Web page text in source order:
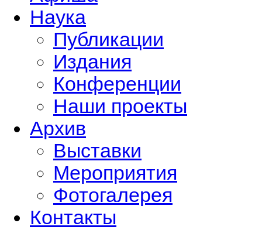
Наука
Публикации
Издания
Конференции
Наши проекты
Архив
Выставки
Мероприятия
Фотогалерея
Контакты